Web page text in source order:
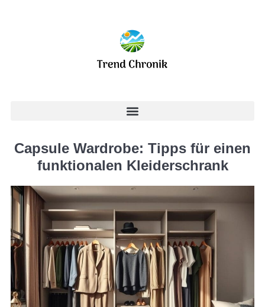
Capsule Wardrobe: Tipps für einen
funktionalen Kleiderschrank